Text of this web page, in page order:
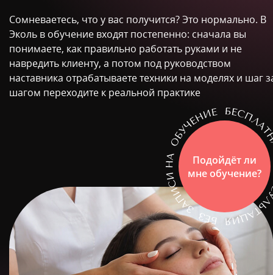
Сомневаетесь, что у вас получится? Это нормально. В
Эколь в обучение входят постепенно: сначала вы
понимаете, как правильно работать руками и не
навредить клиенту, а потом под руководством
наставника отрабатываете техники на моделях и шаг
шагом переходите к реальной практике
Подойдёт ли
мне обучение?